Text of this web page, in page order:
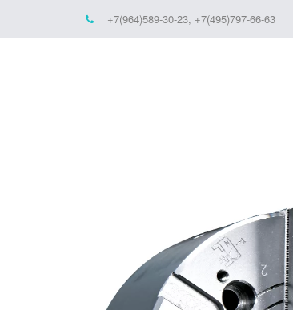
+7(964)589-30-23, +7(495)797-66-63